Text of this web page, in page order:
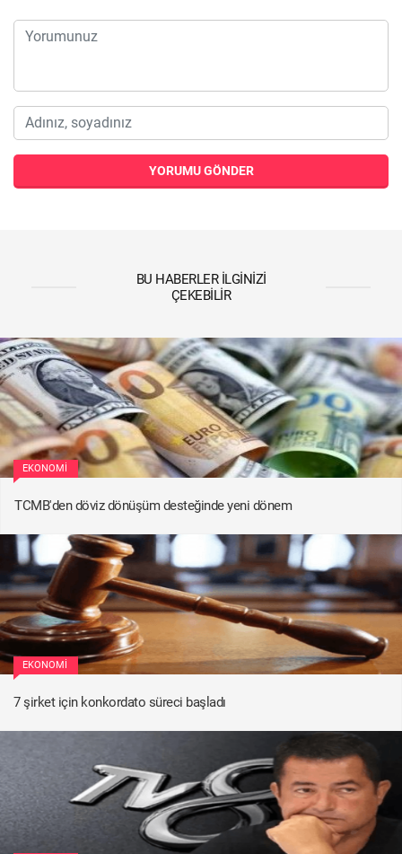
YORUMU GÖNDER
BU HABERLER İLGINIZI
ÇEKEBILIR
EKONOMI
TCMB'den döviz dönüşüm desteğinde yeni dönem
EKONOMI
7 şirket için konkordato süreci başladı